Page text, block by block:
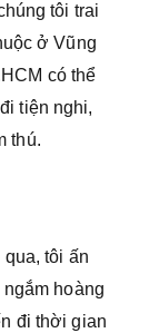
tôi trai
ở Vũng
có thể
tiện nghi,
thú.
tôi ấn
hoàng
đi thời gian